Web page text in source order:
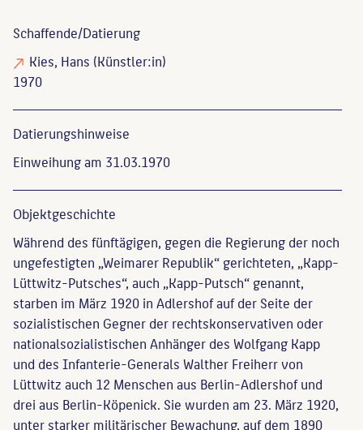
Schaffende/Datierung
Kies, Hans (Künstler:in)
1970
Datierungs­hinweise
Einweihung am 31.03.1970
Objekt­geschichte
Während des fünftägigen, gegen die Regierung der noch
ungefestigten „Weimarer Republik“ gerichteten, „Kapp-
Lüttwitz-Putsches“, auch „Kapp-Putsch“ genannt,
starben im März 1920 in Adlershof auf der Seite der
sozialistischen Gegner der rechtskonservativen oder
nationalsozialistischen Anhänger des Wolfgang Kapp
und des Infanterie-Generals Walther Freiherr von
Lüttwitz auch 12 Menschen aus Berlin-Adlershof und
drei aus Berlin-Köpenick. Sie wurden am 23. März 1920,
unter starker militärischer Bewachung, auf dem 1890